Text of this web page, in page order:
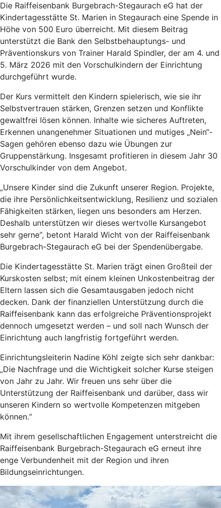
Die Raiffeisenbank Burgebrach-Stegaurach eG hat der
Kindertagesstätte St. Marien in Stegaurach eine Spende in
Höhe von 500 Euro überreicht. Mit diesem Beitrag
unterstützt die Bank den Selbstbehauptungs- und
Präventionskurs von Trainer Harald Spindler, der am 4. und
5. März 2026 mit den Vorschulkindern der Einrichtung
durchgeführt wurde.
Der Kurs vermittelt den Kindern spielerisch, wie sie ihr
Selbstvertrauen stärken, Grenzen setzen und Konflikte
gewaltfrei lösen können. Inhalte wie sicheres Auftreten,
Erkennen unangenehmer Situationen und mutiges „Nein“-
Sagen gehören ebenso dazu wie Übungen zur
Gruppenstärkung. Insgesamt profitieren in diesem Jahr 30
Vorschulkinder von dem Angebot.
„Unsere Kinder sind die Zukunft unserer Region. Projekte,
die ihre Persönlichkeitsentwicklung, Resilienz und sozialen
Fähigkeiten stärken, liegen uns besonders am Herzen.
Deshalb unterstützen wir dieses wertvolle Kursangebot
sehr gerne“, betont Harald Wicht von der Raiffeisenbank
Burgebrach-Stegaurach eG bei der Spendenübergabe.
Die Kindertagesstätte St. Marien trägt einen Großteil der
Kurskosten selbst; mit einem kleinen Unkostenbeitrag der
Eltern lassen sich die Gesamtausgaben jedoch nicht
decken. Dank der finanziellen Unterstützung durch die
Raiffeisenbank kann das erfolgreiche Präventionsprojekt
dennoch umgesetzt werden – und soll nach Wunsch der
Einrichtung auch langfristig fortgeführt werden.
Einrichtungsleiterin Nadine Köhl zeigte sich sehr dankbar:
„Die Nachfrage und die Wichtigkeit solcher Kurse steigen
von Jahr zu Jahr. Wir freuen uns sehr über die
Unterstützung der Raiffeisenbank und darüber, dass wir
unseren Kindern so wertvolle Kompetenzen mitgeben
können.“
Mit ihrem gesellschaftlichen Engagement unterstreicht die
Raiffeisenbank Burgebrach-Stegaurach eG erneut ihre
enge Verbundenheit mit der Region und ihren
Bildungseinrichtungen.